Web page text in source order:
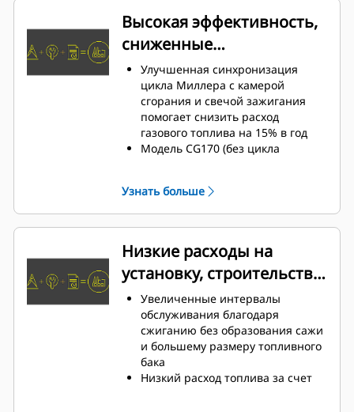
Высокая эффективность,
сниженные
эксплуатационные
расходы
Улучшенная синхронизация
цикла Миллера с камерой
сгорания и свечой зажигания
помогает снизить расход
газового топлива на 15% в год
Модель CG170 (без цикла
Коробка передач помогает
ограничить износ компонентов
двигателя, сокращая
повышая готовность
Узнать больше
Низкие расходы на
установку, строительство
и эксплуатацию
Увеличенные интервалы
обслуживания благодаря
сжиганию без образования сажи
и большему размеру топливного
бака
Низкий расход топлива за счет